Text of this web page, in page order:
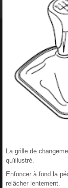
La grille de
qu'illustré.
Enfoncer à fond la
relâcher lentement.